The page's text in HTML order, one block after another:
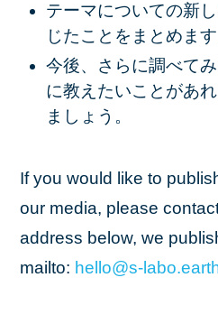
テーマについての新
じたことをまとめます
今後、さらに調べて
に教えたいことがあ
ましょう。
If you would like to
our media, please
address below, we
mailto: hello@s-labo